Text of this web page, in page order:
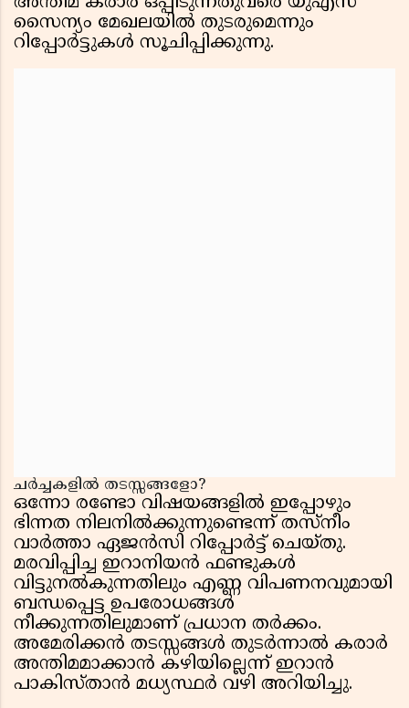
സൈന്യം മേഖലയിൽ തുടരുമെന്നും
റിപ്പോർട്ടുകൾ സൂചിപ്പിക്കുന്നു.
ചർച്ചകളിൽ തടസ്സങ്ങളോ?
ഒന്നോ രണ്ടോ വിഷയങ്ങളിൽ ഇപ്പോഴും
ഭിന്നത നിലനിൽക്കുന്നുണ്ടെന്ന് തസ്നീം
വാർത്താ ഏജൻസി റിപ്പോർട്ട് ചെയ്തു.
മരവിപ്പിച്ച ഇറാനിയൻ ഫണ്ടുകൾ
വിട്ടുനൽകുന്നതിലും എണ്ണ വിപണനവുമായി
ബന്ധപ്പെട്ട ഉപരോധങ്ങൾ
നീക്കുന്നതിലുമാണ് പ്രധാന തർക്കം.
അമേരിക്കൻ തടസ്സങ്ങൾ തുടർന്നാൽ കരാർ
അന്തിമമാക്കാൻ കഴിയില്ലെന്ന് ഇറാൻ
പാകിസ്താൻ മധ്യസ്ഥർ വഴി അറിയിച്ചു.